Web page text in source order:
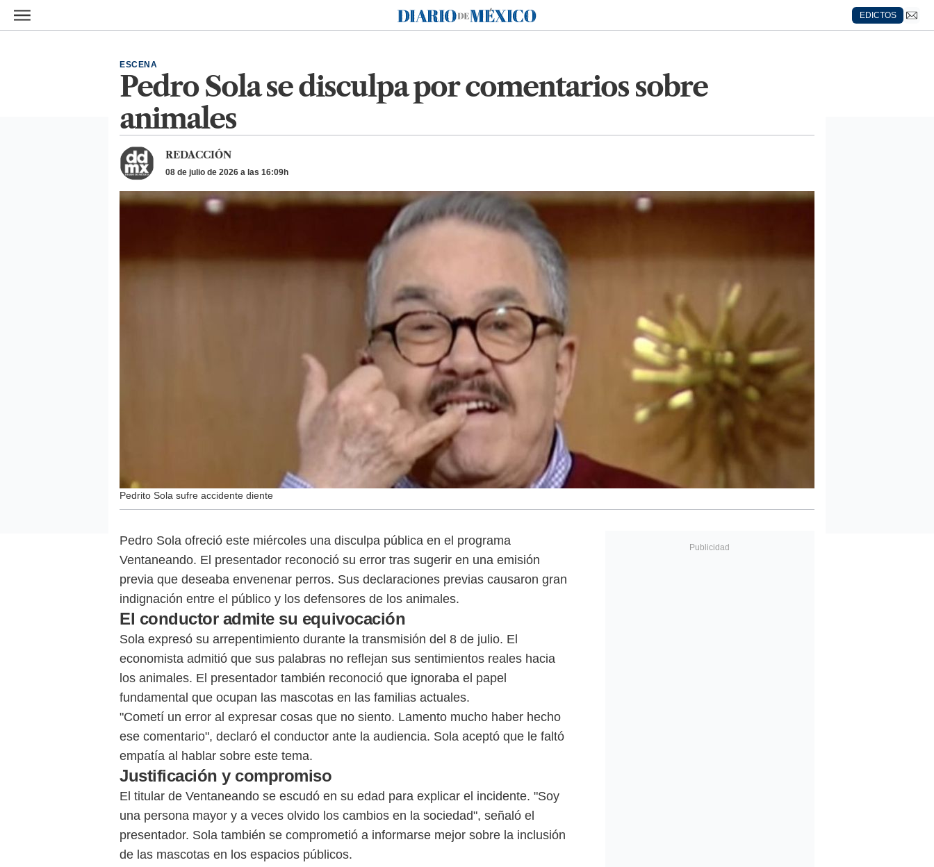
Ir al contenido principal
Diario de México
EDICTOS
Pedro Sola se disculpa por comentarios sobre
animales
ESCENA
REDACCIÓN
08 de julio de 2026 a las 16:09h
Pedrito Sola sufre accidente diente
Pedro Sola ofreció este miércoles una disculpa pública en el programa
Ventaneando. El presentador reconoció su error tras sugerir en una emisión
previa que deseaba envenenar perros. Sus declaraciones previas causaron gran
indignación entre el público y los defensores de los animales.
El conductor admite su equivocación
Sola expresó su arrepentimiento durante la transmisión del 8 de julio. El
economista admitió que sus palabras no reflejan sus sentimientos reales hacia
los animales. El presentador también reconoció que ignoraba el papel
fundamental que ocupan las mascotas en las familias actuales.
"Cometí un error al expresar cosas que no siento. Lamento mucho haber hecho
ese comentario", declaró el conductor ante la audiencia. Sola aceptó que le faltó
empatía al hablar sobre este tema.
Justificación y compromiso
El titular de Ventaneando se escudó en su edad para explicar el incidente. "Soy
una persona mayor y a veces olvido los cambios en la sociedad", señaló el
presentador. Sola también se comprometió a informarse mejor sobre la inclusión
de las mascotas en los espacios públicos.